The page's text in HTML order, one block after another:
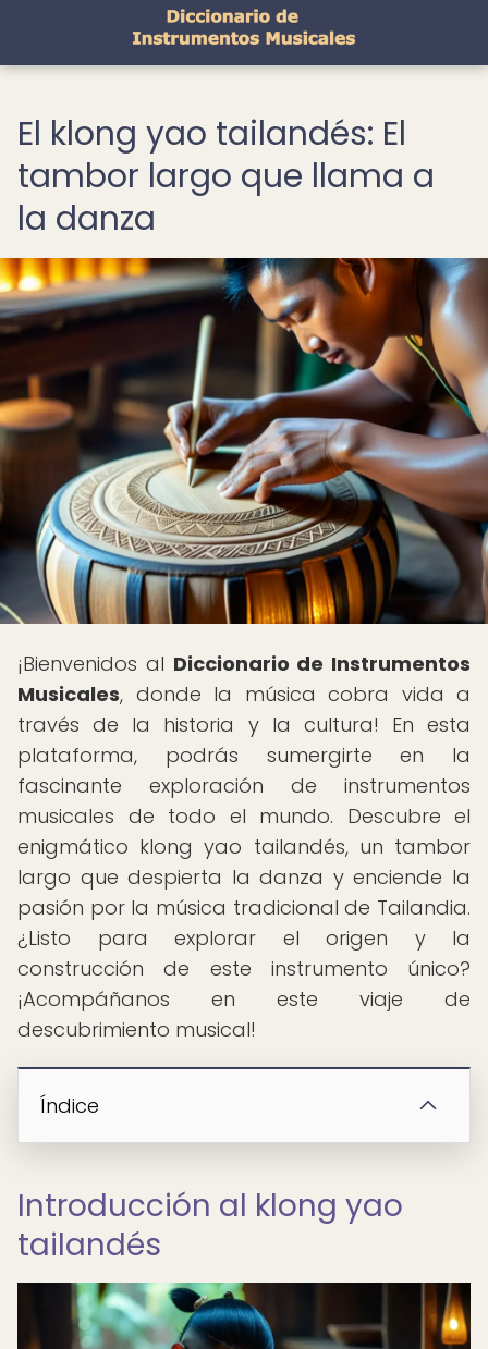
El klong yao tailandés: El
tambor largo que llama a
la danza
¡Bienvenidos al Diccionario de Instrumentos
Musicales, donde la música cobra vida a
través de la historia y la cultura! En esta
plataforma, podrás sumergirte en la
fascinante exploración de instrumentos
musicales de todo el mundo. Descubre el
enigmático klong yao tailandés, un tambor
largo que despierta la danza y enciende la
pasión por la música tradicional de Tailandia.
¿Listo para explorar el origen y la
construcción de este instrumento único?
¡Acompáñanos en este viaje de
descubrimiento musical!
Índice
Introducción al klong yao
tailandés